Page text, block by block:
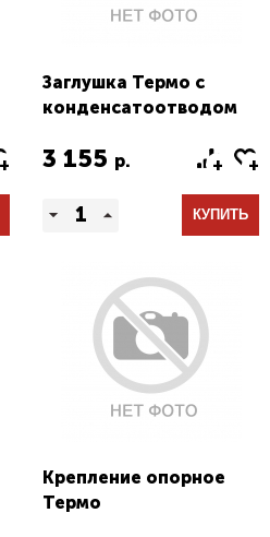
Заглушка Термо с
конденсатоотводом
3 155 р.
КУПИТЬ
Крепление опорное
Термо